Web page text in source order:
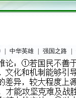
中华英雄 强国之路